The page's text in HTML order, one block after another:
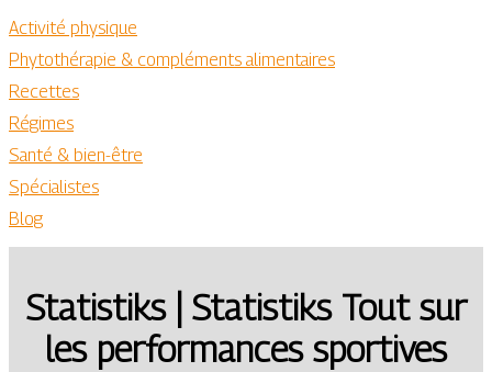
Activité physique
Phytothérapie & compléments alimentaires
Recettes
Régimes
Santé & bien-être
Spécialistes
Blog
Statistiks | Statistiks Tout sur
les perfor­man­ces sportives